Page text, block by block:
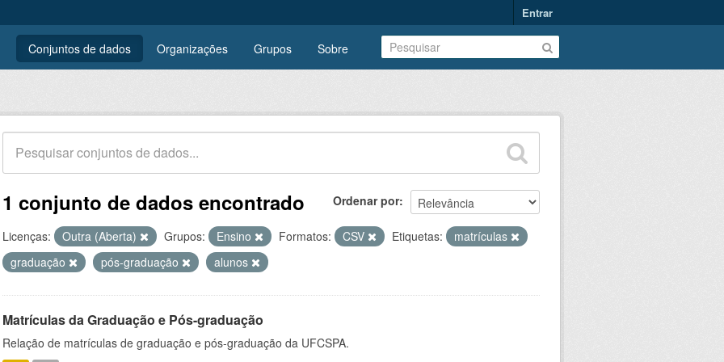
Entrar
Conjuntos de dados Organizações Grupos Sobre
Ordenar por
1 conjunto de dados encontrado
Licenças: Outra (Aberta) Grupos: Ensino Formatos: CSV Etiquetas:
matrículas
graduação
pós-graduação alunos
Matrículas da Graduação e Pós-graduação
Relação de matrículas de graduação e pós-graduação da UFCSPA.